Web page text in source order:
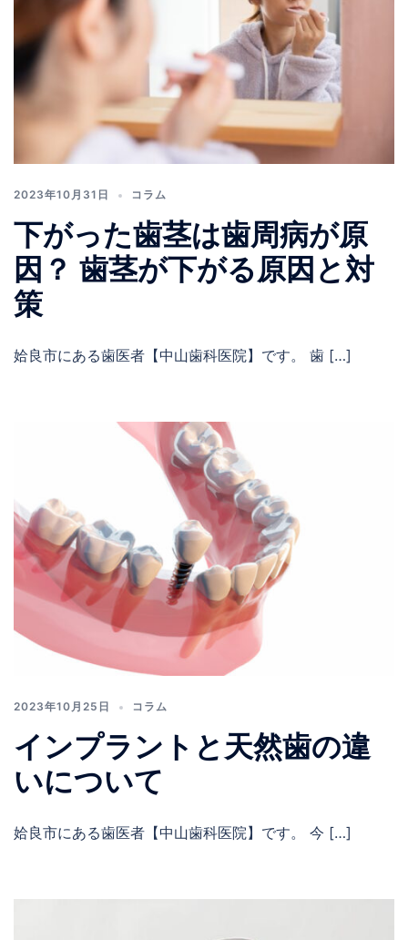
2023年10月31日 コラム
下がった歯茎は歯周病が原
因？ 歯茎が下がる原因と対
策
姶良市にある歯医者【中山歯科医院】です。 歯 […]
2023年10月25日 コラム
インプラントと天然歯の違
いについて
姶良市にある歯医者【中山歯科医院】です。 今 […]